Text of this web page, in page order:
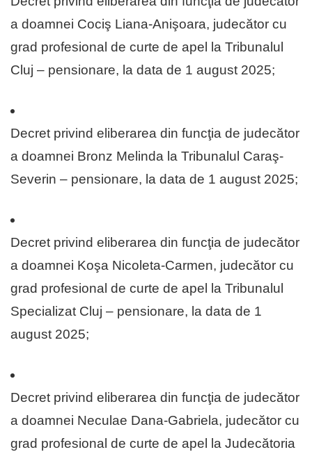
a doamnei Cociş Liana-Anişoara, judecător cu
grad profesional de curte de apel la Tribunalul
Cluj – pensionare, la data de 1 august 2025;
Decret privind eliberarea din funcţia de judecător
a doamnei Bronz Melinda la Tribunalul Caraş-
Severin – pensionare, la data de 1 august 2025;
Decret privind eliberarea din funcţia de judecător
a doamnei Koşa Nicoleta-Carmen, judecător cu
grad profesional de curte de apel la Tribunalul
Specializat Cluj – pensionare, la data de 1
august 2025;
Decret privind eliberarea din funcţia de judecător
a doamnei Neculae Dana-Gabriela, judecător cu
grad profesional de curte de apel la Judecătoria